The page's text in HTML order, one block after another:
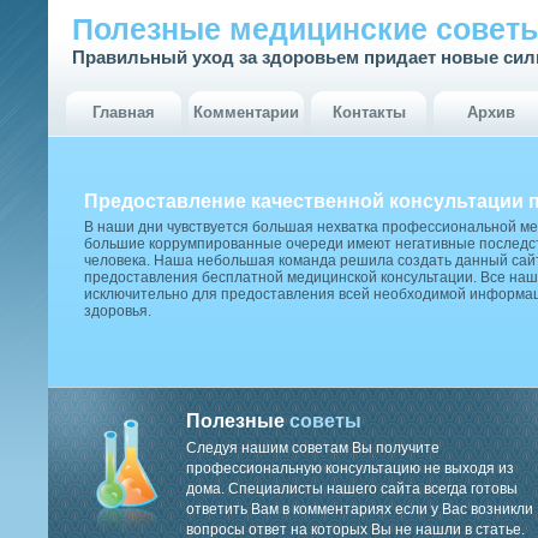
Полезные медицинские
Правильный уход за здоровьем придает новые
Главная Комментарии Контакты Архив
Предоставление качественной консультации
В наши дни чувствуется большая нехватка профессиональной
большие коррумпированные очереди имеют негативные
человека. Наша небольшая команда решила создать данный
предоставления бесплатной медицинской консультации. Все
исключительно для предоставления всей необходимой
здоровья.
Полезныесоветы
Следуя нашим советам Вы получите
профессиональную консультацию не выходя из
дома. Специалисты нашего сайта всегда готовы
ответить Вам в комментариях если у Вас возникли
вопросы ответ на которых Вы не нашли в статье.